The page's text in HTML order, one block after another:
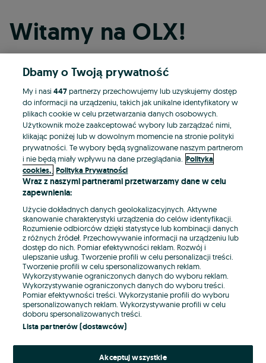
Witamy na OLX!
Kontynuuj przez Facebooka
Kontynuuj przez konto Apple
Kontynuuj przez konto Google
LUB
E-mail
Hasło
Nie pamiętasz hasła?
Dbamy o Twoją prywatność
My i nasi447partnerzy przechowujemy lub uzyskujemy dostęp
do informacji na urządzeniu, takich jak unikalne identyfikatory w
plikach cookie w celu przetwarzania danych osobowych.
Użytkownik może zaakceptować wybory lub zarządzać nimi,
klikając poniżej lub w dowolnym momencie na stronie polityki
prywatności. Te wybory będą sygnalizowane naszym partnerom
i nie będą miały wpływu na dane przeglądania. Polityka
cookies, Polityka Prywatności
Wraz z naszymi partnerami przetwarzamy dane w celu
zapewnienia:
Użycie dokładnych danych geolokalizacyjnych. Aktywne
skanowanie charakterystyki urządzenia do celów identyfikacji.
Rozumienie odbiorców dzięki statystyce lub kombinacji danych
z różnych źródeł. Przechowywanie informacji na urządzeniu lub
dostęp do nich. Pomiar efektywności reklam. Rozwój i
ulepszanie usług. Tworzenie profili w celu personalizacji treści.
Tworzenie profili w celu spersonalizowanych reklam.
Wykorzystywanie ograniczonych danych do wyboru reklam.
Wykorzystywanie ograniczonych danych do wyboru treści.
Pomiar efektywności treści. Wykorzystanie profili do wyboru
spersonalizowanych reklam. Wykorzystywanie profili w celu
doboru spersonalizowanych treści.
Lista partnerów (dostawców)
Akceptuj wszystkie